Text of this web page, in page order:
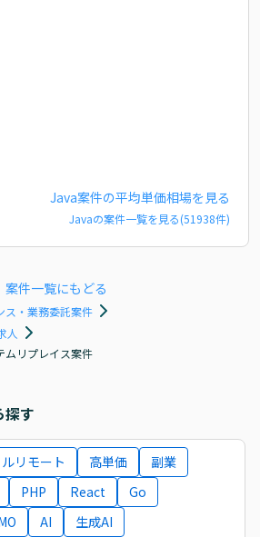
Java案件の平均単価相場を見る
Javaの案件一覧を見る(51938件)
案件一覧にもどる
ス・業務委託案件
人
ムリプレイス案件
探す
ルリモート 高単価
副業
PHP React
Go
AI
生成AI